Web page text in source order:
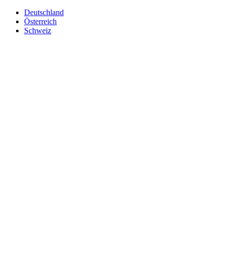
Deutschland
Österreich
Schweiz